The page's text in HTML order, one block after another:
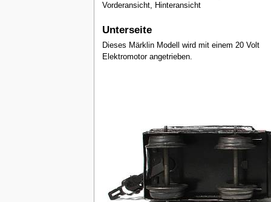
Vorderansicht, Hinteransicht
Unterseite
Dieses Märklin Modell wird mit einem 20 Volt
Elektromotor angetrieben.